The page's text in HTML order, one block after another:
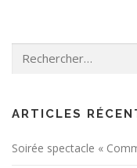
ARTICLES
Soirée spectacle «